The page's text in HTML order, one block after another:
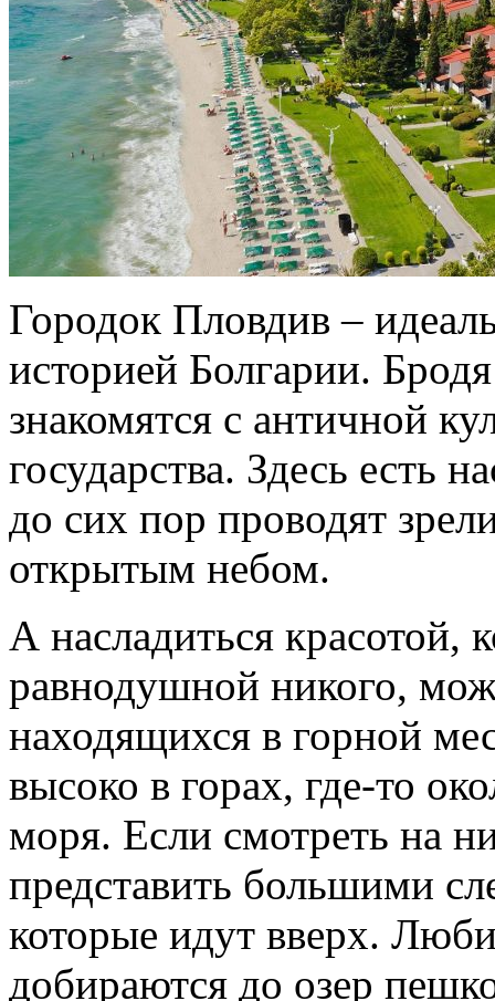
Городок Пловдив –
историей Болгарии.
знакомятся с античной
государства. Здесь есть
до сих пор проводят
открытым небом.
А насладиться красотой,
равнодушной никого,
находящихся в горной
высоко в горах, где-то
моря. Если смотреть на
представить большими
которые идут вверх.
добираются до озер